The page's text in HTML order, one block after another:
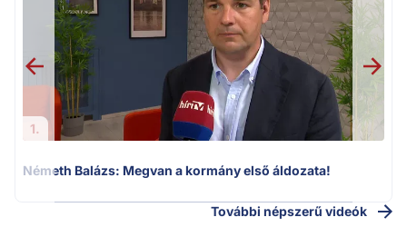
1.
Németh Balázs: Megvan a kormány első áldozata!
További népszerű videók